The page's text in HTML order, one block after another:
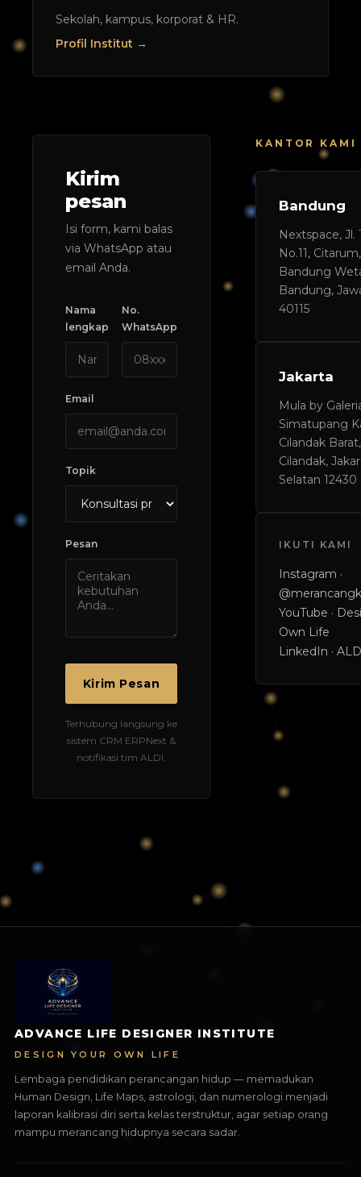
Sekolah, kampus, korporat & HR.
Profil Institut →
Kirim
pesan
Isi form, kami balas
via WhatsApp atau
email Anda.
Nama
lengkap
No.
WhatsApp
Email
Topik
Pesan
Kirim Pesan
Terhubung langsung ke
sistem CRM ERPNext &
notifikasi tim ALDI.
KANTOR KAMI
Bandung
Nextspace, Jl.
No.11,
Bandung
Bandung,
40115
Jakarta
Mula by
Simatupang
Cilandak
Cilandak,
Selatan 12430
IKUTI KAMI
Instagram ·
YouTube ·
Own Life
LinkedIn ·
ADVANCE LIFE DESIGNER INSTITUTE
DESIGN YOUR OWN LIFE
Lembaga pendidikan perancangan hidup — memadukan
Human Design, Life Maps, astrologi, dan numerologi menjadi
laporan kalibrasi diri serta kelas terstruktur, agar setiap orang
mampu merancang hidupnya secara sadar.